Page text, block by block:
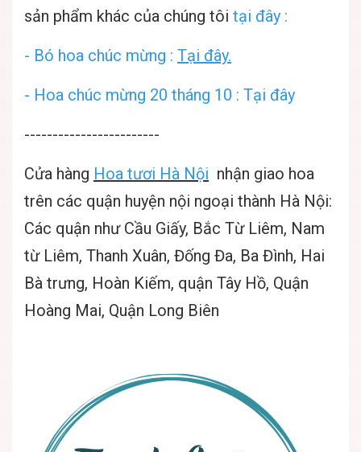
sản phẩm khác của chúng tôi tại đây :
- Bó hoa chúc mừng : Tại đây.
- Hoa chúc mừng 20 tháng 10 : Tại đây
------------------------
Cửa hàng Hoa tươi Hà Nội nhận giao hoa
trên các quận huyện nội ngoại thành Hà Nội:
Các quận như Cầu Giấy, Bắc Từ Liêm, Nam
từ Liêm, Thanh Xuân, Đống Đa, Ba Đình, Hai
Bà trưng, Hoàn Kiếm, quận Tây Hồ, Quận
Hoàng Mai, Quận Long Biên